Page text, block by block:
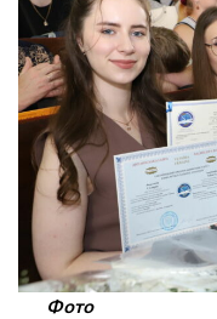
Фото